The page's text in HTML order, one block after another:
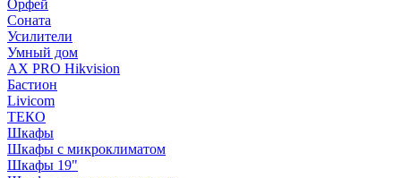
Орфей
Соната
Усилители
Умный дом
AX PRO Hikvision
Бастион
Livicom
ТЕКО
Шкафы
Шкафы с микроклиматом
Шкафы 19"